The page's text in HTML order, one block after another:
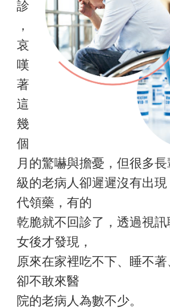
診
，
哀
嘆
著
這
幾
個
月的驚嚇與擔憂，但很多長
級的老病人卻遲遲沒有出現
代領藥，有的
乾脆就不回診了，透過視
女後才發現，
原來在家裡吃不下、睡不著
卻不敢來醫
院的老病人為數不少。